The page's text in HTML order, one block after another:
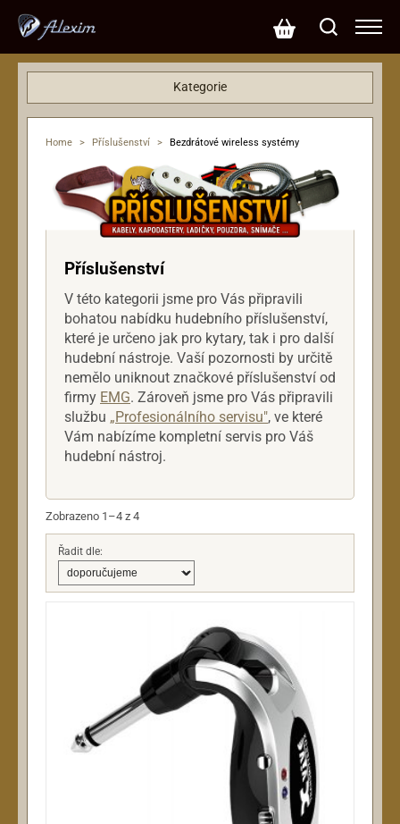
Home > Příslušenství > Bezdrátové wireless systémy
Příslušenství
V této kategorii jsme pro Vás připravili
bohatou nabídku hudebního příslušenství,
které je určeno jak pro kytary, tak i pro další
hudební nástroje. Vaší pozornosti by určitě
nemělo uniknout značkové příslušenství od
firmy EMG. Zároveň jsme pro Vás připravili
službu „Profesionálního servisu", ve které
Vám nabízíme kompletní servis pro Váš
hudební nástroj.
Zobrazeno 1–4 z 4
Řadit dle:
Kategorie
Basové kytary
Efekty
Hardware
Klávesy
Ostatní nástroje
PA systémy
Příslušenství
Bezdrátové wireless systémy
Chránič proti zpětné vazbě
Interface
Kabely a jacky
Kapodastry
Ladičky a metronomy
Pouzdra
Přepínače pedálové
Popruhy a řemeny
Sluchátka
Snímače a elektroniky
Struny